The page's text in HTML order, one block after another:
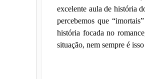
excelente aula de história
percebemos que
história focada no
situação, nem sempre é